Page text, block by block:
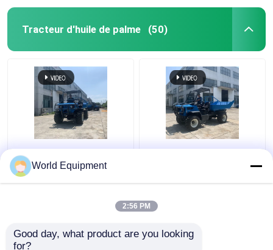
Tracteur d'huile de palme (50)
Tracteur 2000kg Mini
Tractor d'huile de
palme de pneu de
puissances en chevaux
Individu chargeant la
World Equipment
2:56 PM
Good day, what product are you looking
for?